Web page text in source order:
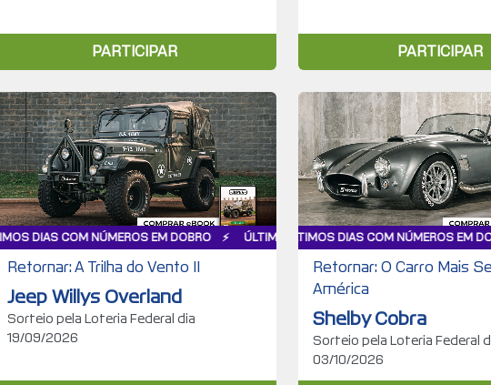
PARTICIPAR PARTICIPAR
ÚLTIMOS DIAS COM NÚMEROS EM DOBRO ÚLTIMOS DIAS COM
EM DOBRO ÚLTIMOS DIAS COM NÚMEROS EM DOBRO ÚLTIMOS DIAS
Retornar: A Trilha do Vento II
Jeep Willys Overland
Sorteio pela Loteria Federal dia
19/09/2026
EM DOBRO ÚLTIMOS DIAS COM NÚMEROS EM DOBRO ÚLTIMOS
Retornar: O Carro Mais
América
Shelby Cobra
Sorteio pela Loteria Federal
03/10/2026
EM DOBRO NO PIX/CARTÃO NÚMEROS EM DOBRO NO PIX/CARTÃO